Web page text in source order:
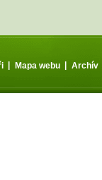
| Mapa webu | Archív